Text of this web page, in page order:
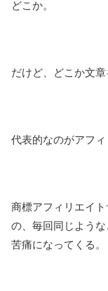
どこか。
だけど、どこか文章
代表的なのがアフィ
商標アフィリエイ
の、毎回同じよう
苦痛になってくる。